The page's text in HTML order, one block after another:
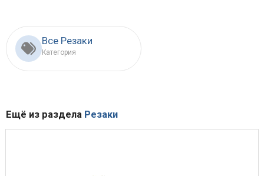
Все Резаки
Категория
Ещё из раздела Резаки